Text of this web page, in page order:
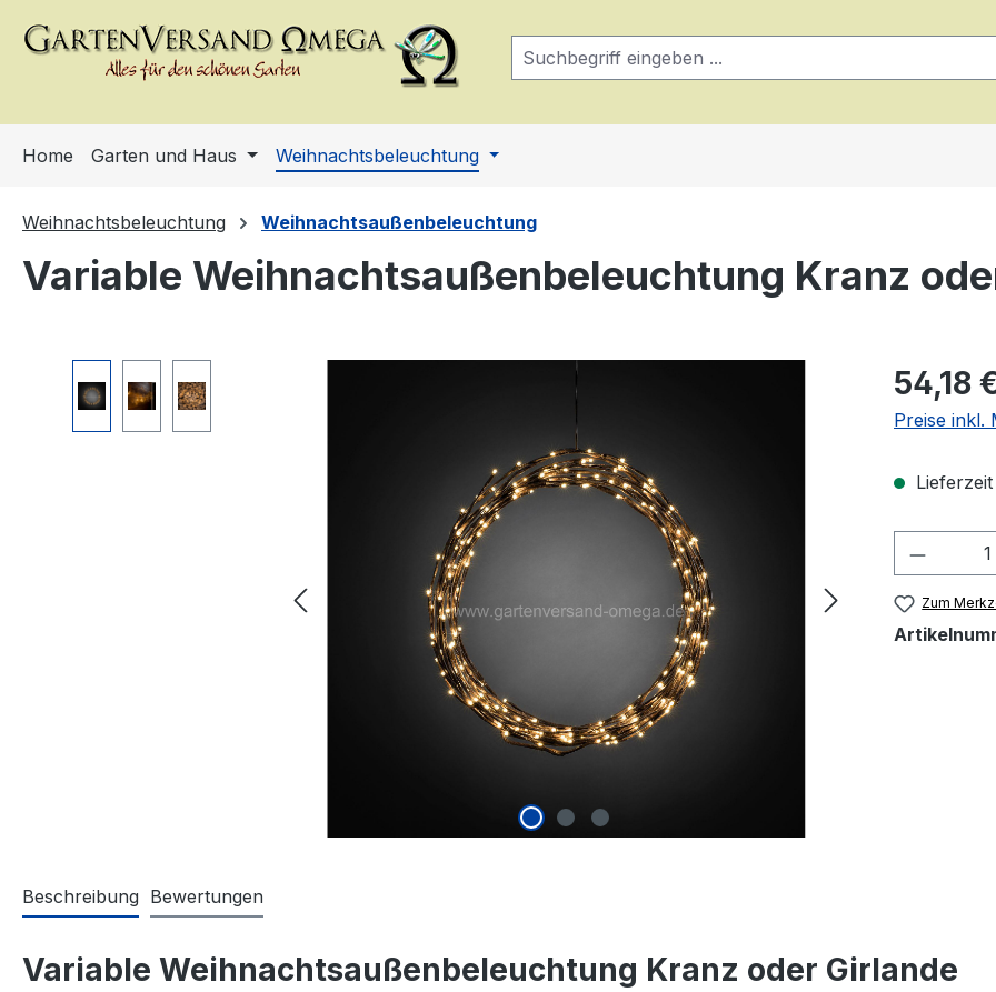
Hauptinhalt springen
Zur Suche springen
Zur Hauptnavigation springen
Home Garten und Haus Weihnachtsbeleuchtung
Weihnachtsbeleuchtung Weihnachtsaußenbeleuchtung
Variable Weihnachtsaußenbeleuchtung Kranz
Regulärer
54,18
Preise inkl.
Zum
Beschreibung Bewertungen
Variable Weihnachtsaußenbeleuchtung Kranz oder Girlande